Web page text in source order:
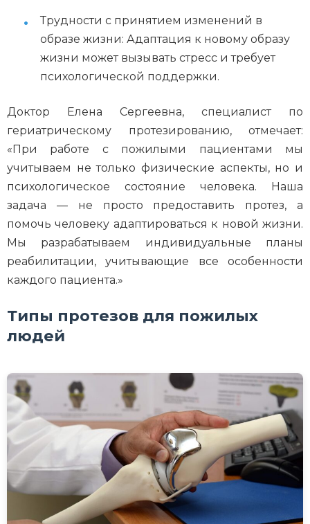
Трудности с принятием изменений в
образе жизни: Адаптация к новому образу
жизни может вызывать стресс и требует
психологической поддержки.
Доктор Елена Сергеевна, специалист по
гериатрическому протезированию, отмечает:
«При работе с пожилыми пациентами мы
учитываем не только физические аспекты, но и
психологическое состояние человека. Наша
задача — не просто предоставить протез, а
помочь человеку адаптироваться к новой жизни.
Мы разрабатываем индивидуальные планы
реабилитации, учитывающие все особенности
каждого пациента.»
Типы протезов для пожилых
людей